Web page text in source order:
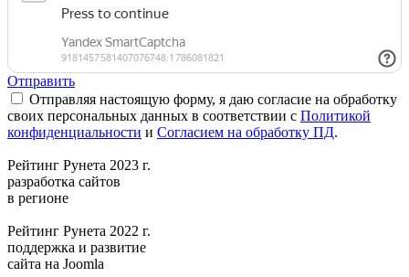
Отправить
Отправляя настоящую форму, я даю согласие на обработку
своих персональных данных в соответствии с Политикой
конфиденциальности и Согласием на обработку ПД.
Рейтинг Рунета 2023 г.
разработка сайтов
в регионе
Рейтинг Рунета 2022 г.
поддержка и развитие
сайта на Joomla